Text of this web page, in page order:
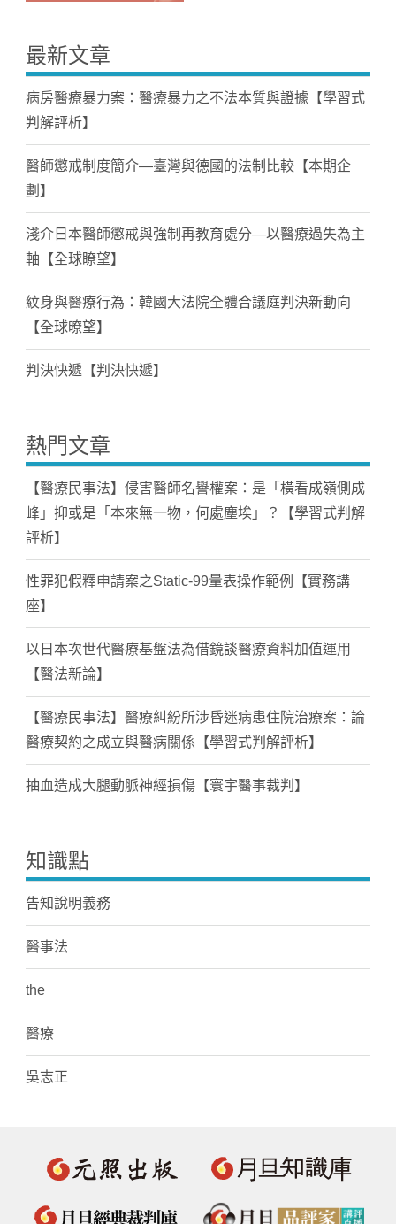
最新文章
病房醫療暴力案：醫療暴力之不法本質與證據【學習式
判解評析】
醫師懲戒制度簡介—臺灣與德國的法制比較【本期企
劃】
淺介日本醫師懲戒與強制再教育處分—以醫療過失為主
軸【全球瞭望】
紋身與醫療行為：韓國大法院全體合議庭判決新動向
【全球暸望】
判決快遞【判決快遞】
熱門文章
【醫療民事法】侵害醫師名譽權案：是「橫看成嶺側成
峰」抑或是「本來無一物，何處塵埃」？【學習式判解
評析】
性罪犯假釋申請案之Static-99量表操作範例【實務講
座】
以日本次世代醫療基盤法為借鏡談醫療資料加值運用
【醫法新論】
【醫療民事法】醫療糾紛所涉昏迷病患住院治療案：論
醫療契約之成立與醫病關係【學習式判解評析】
抽血造成大腿動脈神經損傷【寰宇醫事裁判】
知識點
告知說明義務
醫事法
the
醫療
吳志正